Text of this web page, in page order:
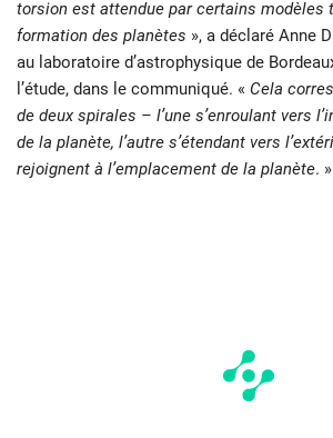
torsion est attendue par certains modèles
formation des planètes », a déclaré Anne
au laboratoire d’astrophysique de
l’étude, dans le communiqué. « Cela
de deux spirales – l’une s’enroulant vers
de la planète, l’autre s’étendant vers
rejoignent à l’emplacement de la planète. »